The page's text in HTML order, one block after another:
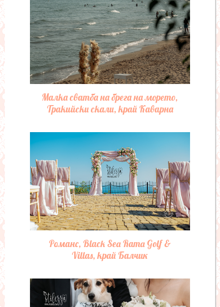
Малка сватба на брега на морето,
Тракийски скали, край Каварна
Романс, Black Sea Rama Golf &
Villas, край Балчик